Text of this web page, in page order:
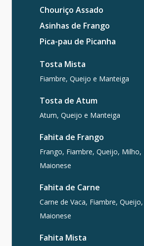
Chouriço Assado
Asinhas de Frango
Pica-pau de Picanha
Tosta Mista
Fiambre, Queijo e Manteiga
Tosta de Atum
Atum, Queijo e Manteiga
Fahita de Frango
Frango, Fiambre, Queijo, Milho,
Maionese
Fahita de Carne
Carne de Vaca, Fiambre,
Maionese
Fahita Mista